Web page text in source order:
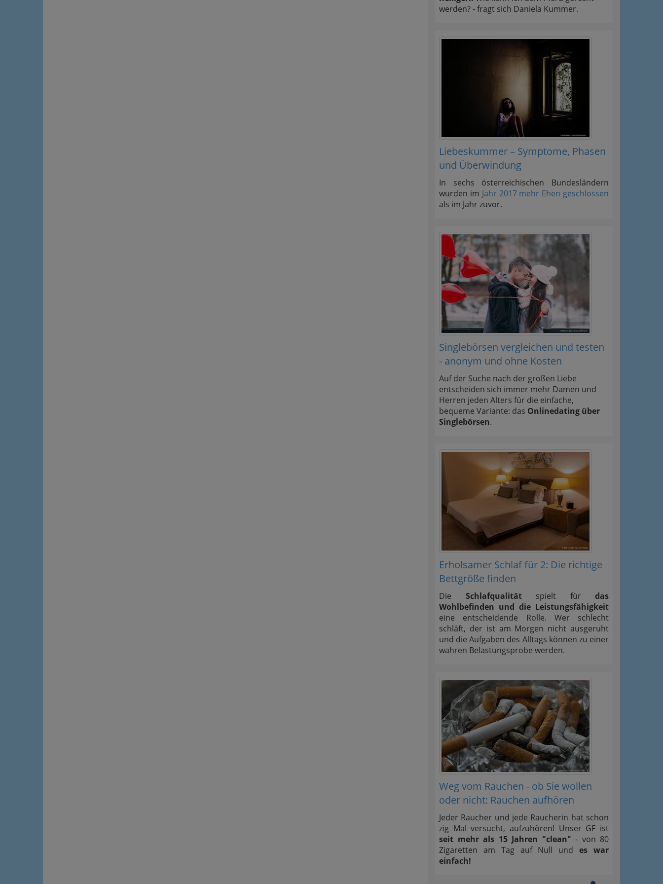
werden? - fragt sich Daniela Kummer.
Liebeskummer – Symptome, Phasen
und Überwindung
In sechs österreichischen Bundesländern
wurden im Jahr 2017 mehr Ehen geschlossen
als im Jahr zuvor.
Singlebörsen vergleichen und testen
- anonym und ohne Kosten
Auf der Suche nach der großen Liebe
entscheiden sich immer mehr Damen und
Herren jeden Alters für die einfache,
bequeme Variante: das Onlinedating über
Singlebörsen.
Erholsamer Schlaf für 2: Die richtige
Bettgröße finden
Die Schlafqualitätspielt für das
Wohlbefinden und die Leistungsfähigkeit
eine entscheidende Rolle. Wer schlecht
schläft, der ist am Morgen nicht ausgeruht
und die Aufgaben des Alltags können zu einer
wahren Belastungsprobe werden.
Weg vom Rauchen - ob Sie wollen
oder nicht: Rauchen aufhören
Jeder Raucher und jede Raucherin hat schon
zig Mal versucht, aufzuhören! Unser GF ist
seit mehr als 15 Jahren "clean" - von 80
Zigaretten am Tag auf Null undes war
einfach!